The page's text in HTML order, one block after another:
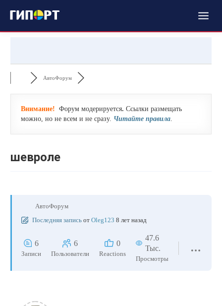
АвтоФорум
Внимание! Форум модерируется. Ссылки размещать
можно, но не всем и не сразу. Читайте правила.
шевроле
АвтоФорум
Последняя запись от Oleg123 8 лет назад
6
Записи
6
Пользователи
0
Reactions
47.6
Тыс.
Просмотры